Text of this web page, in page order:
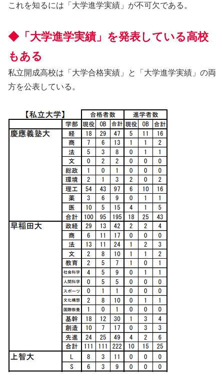
これを知るには「大学進学実績」が不可欠である。
◆「大学進学実績」を発表している高校
もある
私立開成高校は「大学合格実績」と「大学進学実績」の両
方を公表している。